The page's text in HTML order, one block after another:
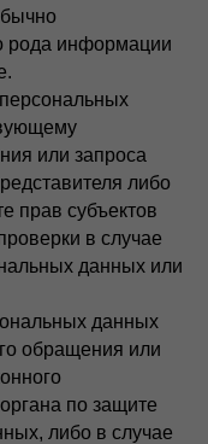
рода информации
или запроса
либо
прав субъектов
в случае
данных или
данных
обращения или
по защите
либо в случае